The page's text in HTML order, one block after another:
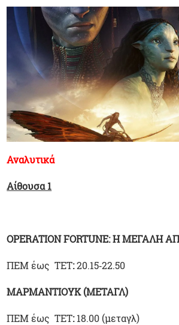
Αναλυτικά
Αίθουσα 1
OPERATION FORTUNE: Η ΜΕΓΑΛΗ
ΠΕΜ έως ΤΕΤ:20.15‑22.50
ΜΑΡΜΑΝΤΙΟΥΚ (ΜΕΤΑΓΛ)
ΠΕΜ έως ΤΕΤ:18.00 (μεταγλ)